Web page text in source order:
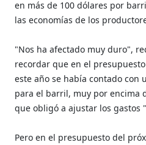
en más de 100 dólares por
las economías de los
"Nos ha afectado muy duro",
recordar que en el
este año se había contado con
para el barril, muy por encima
que obligó a ajustar los gastos
Pero en el presupuesto del